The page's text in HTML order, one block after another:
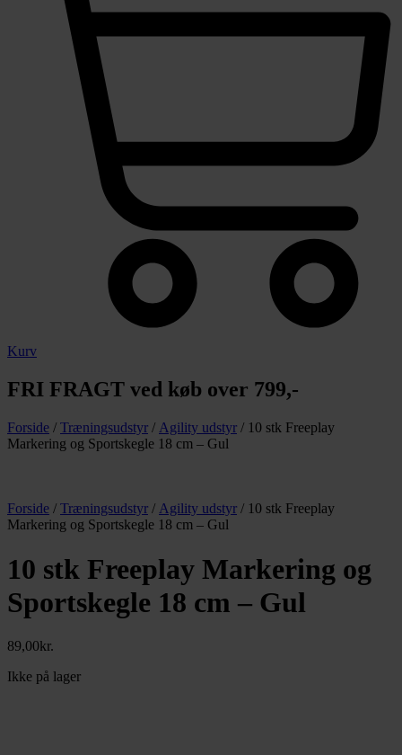
Kurv
FRI FRAGT ved køb over 799,-
Forside / Træningsudstyr / Agility udstyr / 10 stk Freeplay
Markering og Sportskegle 18 cm – Gul
Forside / Træningsudstyr / Agility udstyr / 10 stk Freeplay
Markering og Sportskegle 18 cm – Gul
10 stk Freeplay Markering og
Sportskegle 18 cm – Gul
89,00kr.
Ikke på lager